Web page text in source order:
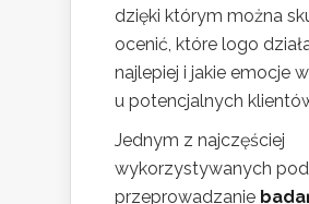
dzięki którym można
ocenić, które logo
najlepiej i jakie emocje
u potencjalnych
Jednym z najczęściej
wykorzystywanych
przeprowadzanie